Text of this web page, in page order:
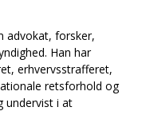
advokat, forsker,
Han har
erhvervsstrafferet,
retsforhold og
undervist i at